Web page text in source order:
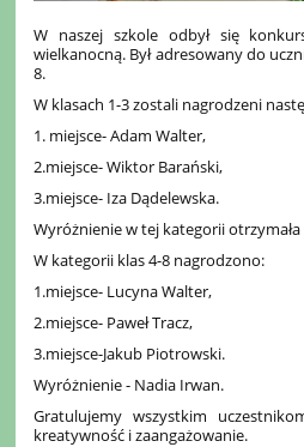
W naszej szkole odbył się
wielkanocną. Był adresowany do
8.
W klasach 1-3 zostali nagrodzeni
1. miejsce- Adam Walter,
2.miejsce- Wiktor Barański,
3.miejsce- Iza Dądelewska.
Wyróżnienie w tej kategorii otrzymała
W kategorii klas 4-8
1.miejsce- Lucyna Walter,
2.miejsce- Paweł Tracz,
3.miejsce-Jakub Piotrowski.
Wyróżnienie - Nadia Irwan.
Gratulujemy wszystkim
kreatywność i zaangażowanie.